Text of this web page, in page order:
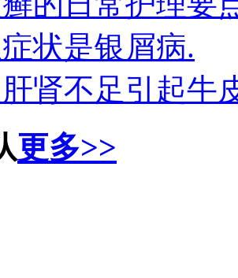
症状是银屑病.
肝肾不足引起牛
更多>>